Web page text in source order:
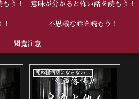
う！ 意味が分かると怖い話を読もう！
不思議な話を読もう！
閲覧注意
中編